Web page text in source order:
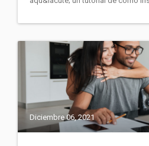
Diciembre 06, 2021